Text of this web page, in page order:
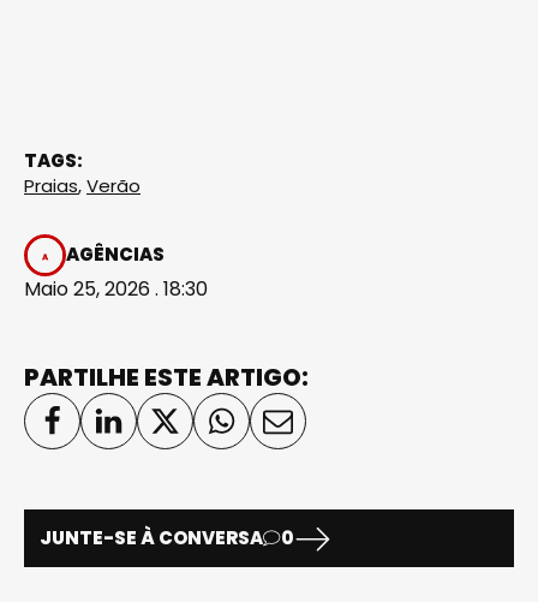
TAGS:
Praias,Verão
AGÊNCIAS
Maio 25, 2026 . 18:30
PARTILHE ESTE ARTIGO:
JUNTE-SE À CONVERSA 0